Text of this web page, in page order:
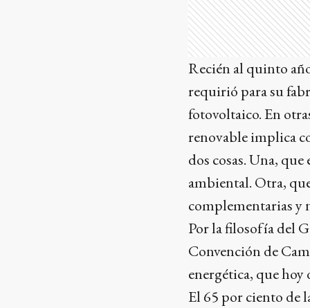
Recién al quinto
requirió para su
fotovoltaico. En
renovable implica
dos cosas. Una,
ambiental. Otra,
complementarias y
Por la filosofía del
Convención de
energética, que hoy
El 65 por ciento de